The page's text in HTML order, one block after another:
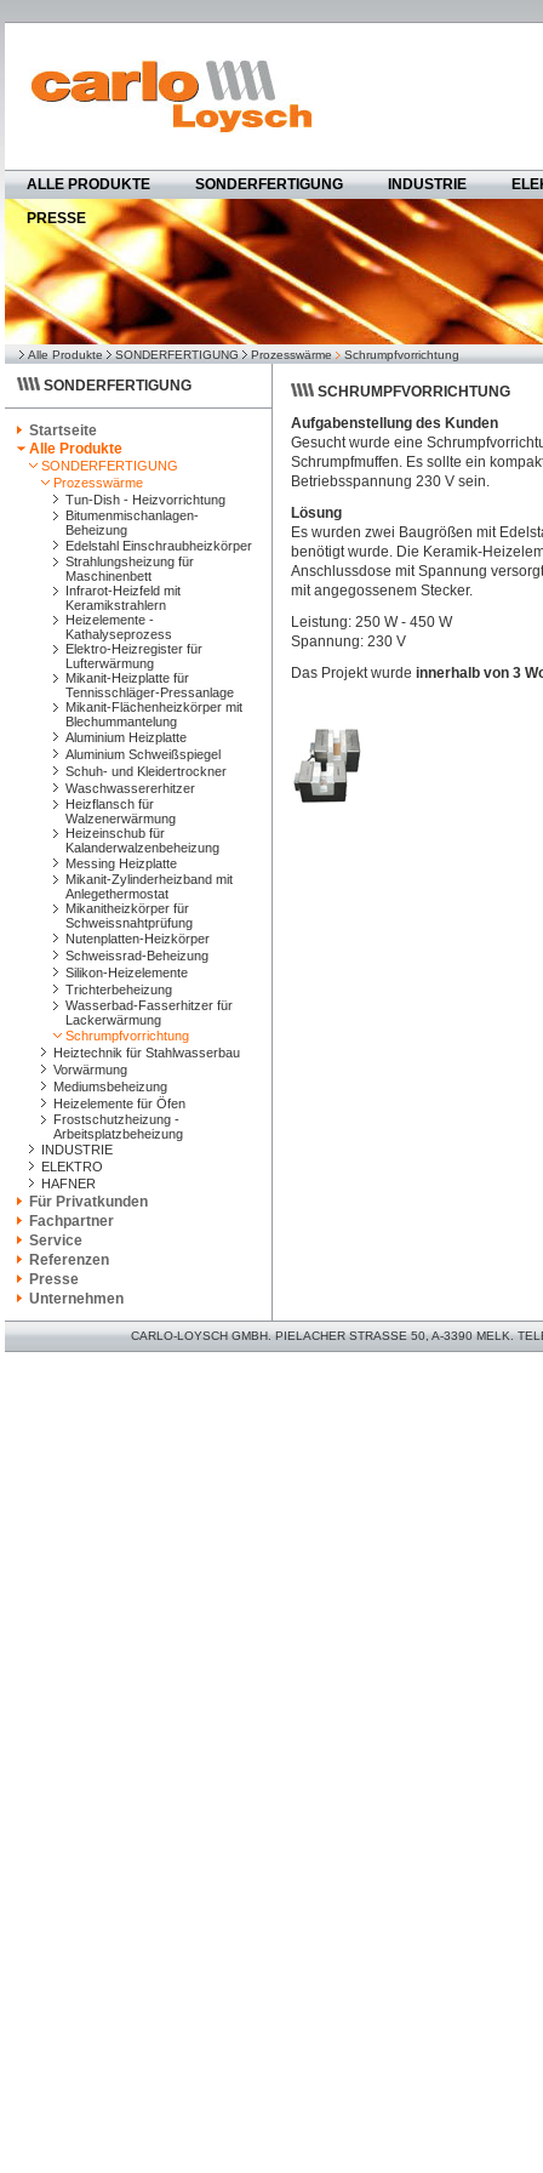
ALLE PRODUKTE SONDERFERTIGUNG INDUSTRIE
PRESSE
Alle Produkte SONDERFERTIGUNG Prozesswärme Schrumpfvorrichtung
SONDERFERTIGUNG
Startseite
Alle Produkte
SONDERFERTIGUNG
Prozesswärme
Tun-Dish - Heizvorrichtung
Bitumenmischanlagen-
Beheizung
Edelstahl Einschraubheizkörper
Strahlungsheizung für
Maschinenbett
Infrarot-Heizfeld mit
Keramikstrahlern
Heizelemente -
Kathalyseprozess
Elektro-Heizregister für
Lufterwärmung
Mikanit-Heizplatte für
Tennisschläger-Pressanlage
Mikanit-Flächenheizkörper mit
Blechummantelung
Aluminium Heizplatte
Aluminium Schweißspiegel
Schuh- und Kleidertrockner
Waschwassererhitzer
Heizflansch für
Walzenerwärmung
Heizeinschub für
Kalanderwalzenbeheizung
Messing Heizplatte
Mikanit-Zylinderheizband mit
Anlegethermostat
Mikanitheizkörper für
Schweissnahtprüfung
Nutenplatten-Heizkörper
Schweissrad-Beheizung
Silikon-Heizelemente
Trichterbeheizung
Wasserbad-Fasserhitzer für
Lackerwärmung
Schrumpfvorrichtung
Heiztechnik für Stahlwasserbau
Vorwärmung
Mediumsbeheizung
Heizelemente für Öfen
Frostschutzheizung -
Arbeitsplatzbeheizung
INDUSTRIE
ELEKTRO
HAFNER
Für Privatkunden
Fachpartner
Service
Referenzen
Presse
Unternehmen
SCHRUMPFVORRICHTUNG
Aufgabenstellung des Kunden
Gesucht wurde eine
Schrumpfmuffen. Es sollte ein
Betriebsspannung 230 V sein.
Lösung
Es wurden zwei Baugrößen mit
benötigt wurde. Die Keramik-
Anschlussdose mit Spannung
mit angegossenem Stecker.
Leistung: 250 W - 450 W
Spannung: 230 V
Das Projekt wurde innerhalb von 3
CARLO-LOYSCH GMBH. PIELACHER STRASSE 50, A-3390 MELK.